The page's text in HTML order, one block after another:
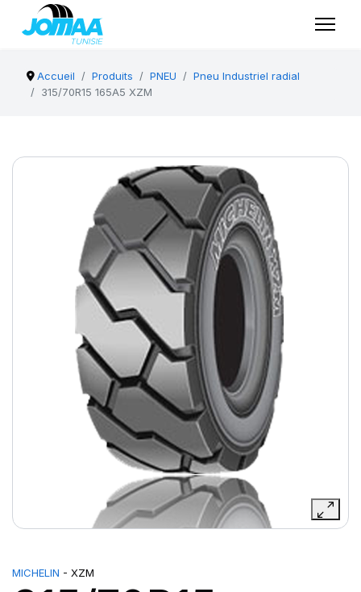
Accueil Produits PNEU
Pneu Industriel radial
315/70R15 165A5 XZM
MICHELIN - XZM